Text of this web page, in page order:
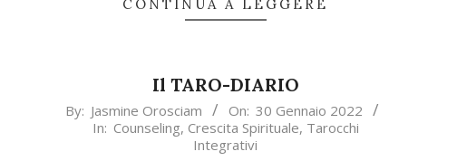
CONTINUA A LEGGERE
Il TARO-DIARIO
2022-
By: Jasmine Orosciam On: 30 Gennaio 2022
In: Counseling, Crescita Spirituale, Tarocchi
Integrativi